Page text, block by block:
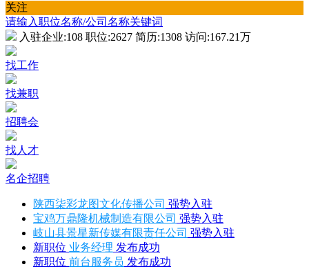
关注
请输入职位名称/公司名称关键词
入驻企业:108 职位:2627 简历:1308 访问:167.21万
找工作
找兼职
招聘会
找人才
名企招聘
陕西柒彩龙图文化传播公司 强势入驻
宝鸡万鼎隆机械制造有限公司 强势入驻
岐山县景星新传媒有限责任公司 强势入驻
新职位 业务经理 发布成功
新职位 前台服务员 发布成功